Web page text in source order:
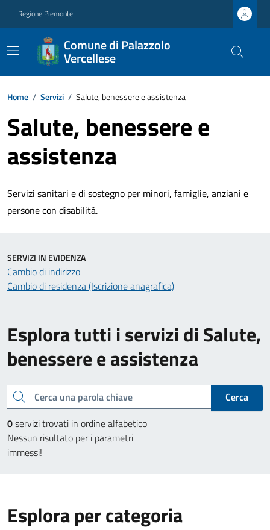
Regione Piemonte
Comune di Palazzolo
Vercellese
Home / Servizi / Salute, benessere e assistenza
Salute, benessere e
assistenza
Servizi sanitari e di sostegno per minori, famiglie, anziani e
persone con disabilità.
Esplora tutti i servizi di Salute,
benessere e assistenza
Cerca una parola chiave
Cerca
0servizi trovati in ordine alfabetico
Nessun risultato per i parametri
immessi!
SERVIZI IN EVIDENZA
Cambio di indirizzo
Cambio di residenza (Iscrizione anagrafica)
Esplora per categoria